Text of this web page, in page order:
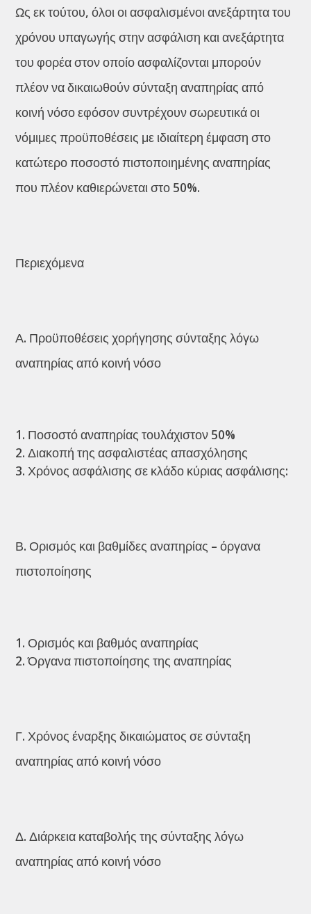
Ως εκ τούτου, όλοι οι ασφαλισμένοι ανεξάρτητα του
χρόνου υπαγωγής στην ασφάλιση και ανεξάρτητα
του φορέα στον οποίο ασφαλίζονται μπορούν
πλέον να δικαιωθούν σύνταξη αναπηρίας από
κοινή νόσο εφόσον συντρέχουν σωρευτικά οι
νόμιμες προϋποθέσεις με ιδιαίτερη έμφαση στο
κατώτερο ποσοστό πιστοποιημένης αναπηρίας
που πλέον καθιερώνεται στο 50%.
Περιεχόμενα
Α. Προϋποθέσεις χορήγησης σύνταξης λόγω
αναπηρίας από κοινή νόσο
Ποσοστό αναπηρίας τουλάχιστον 50%
Διακοπή της ασφαλιστέας απασχόλησης
Χρόνος ασφάλισης σε κλάδο κύριας ασφάλισης:
Β. Ορισμός και βαθμίδες αναπηρίας – όργανα
πιστοποίησης
Ορισμός και βαθμός αναπηρίας
Όργανα πιστοποίησης της αναπηρίας
Γ. Χρόνος έναρξης δικαιώματος σε σύνταξη
αναπηρίας από κοινή νόσο
Δ. Διάρκεια καταβολής της σύνταξης λόγω
αναπηρίας από κοινή νόσο